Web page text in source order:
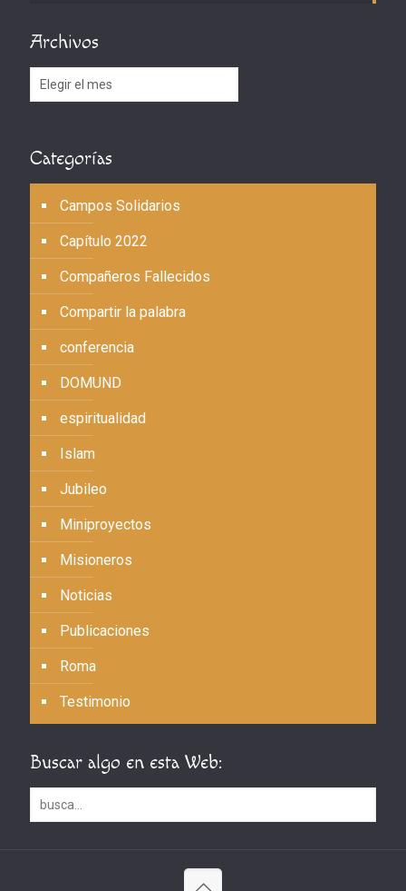
Archivos
Archivos
Categorías
Campos Solidarios
Capítulo 2022
Compañeros Fallecidos
Compartir la palabra
conferencia
DOMUND
espiritualidad
Islam
Jubileo
Miniproyectos
Misioneros
Noticias
Publicaciones
Roma
Testimonio
Buscar algo en esta Web: